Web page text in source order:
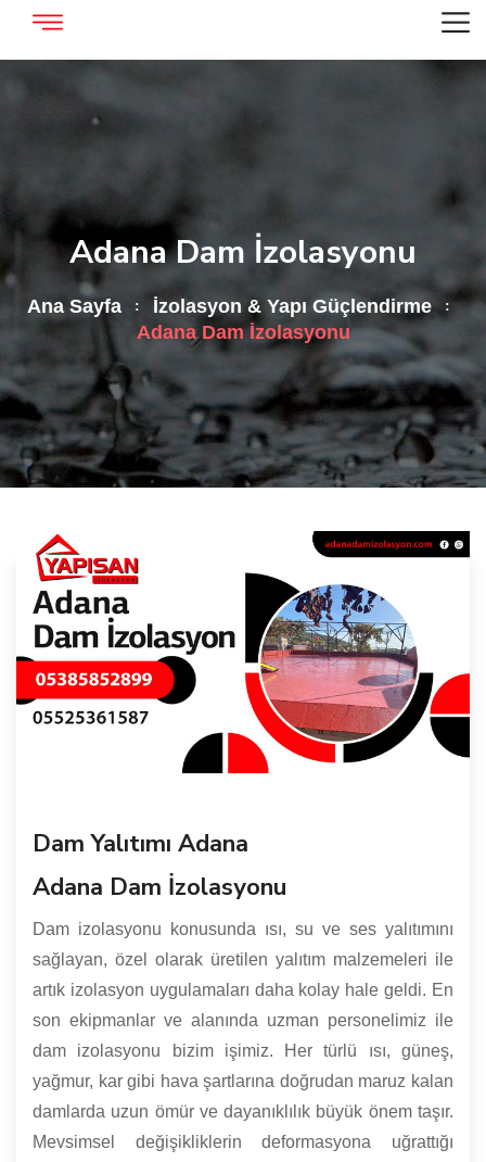
Adana Dam İzolasyonu
Ana Sayfa
İzolasyon & Yapı Güçlendirme
Adana Dam İzolasyonu
Dam Yalıtımı Adana
Adana Dam İzolasyonu
Dam izolasyonu konusunda ısı, su ve ses yalıtımını
sağlayan, özel olarak üretilen yalıtım malzemeleri ile
artık izolasyon uygulamaları daha kolay hale geldi. En
son ekipmanlar ve alanında uzman personelimiz ile
dam izolasyonu bizim işimiz. Her türlü ısı, güneş,
yağmur, kar gibi hava şartlarına doğrudan maruz kalan
damlarda uzun ömür ve dayanıklılık büyük önem taşır.
Mevsimsel değişikliklerin deformasyona uğrattığı